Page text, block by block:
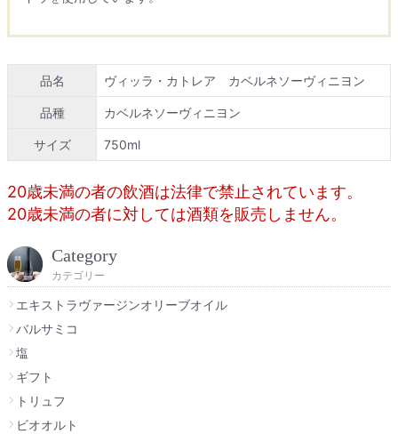
品名 ヴィッラ・カトレア カベルネソーヴィニヨン
品種 カベルネソーヴィニヨン
サイズ 750ml
20歳未満の者の飲酒は法律で禁止されています。
20歳未満の者に対しては酒類を販売しません。
Category
カテゴリー
エキストラヴァージンオリーブオイル
バルサミコ
塩
ギフト
トリュフ
ビオオルト